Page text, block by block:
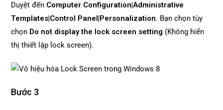
Duyệt đến Computer Configuration|Administrative
Templates|Control Panel|Personalization. Bạn chọn tùy
chọn Do not display the lock screen setting (Không hiển
thị thiết lập lock screen).
Bước 3